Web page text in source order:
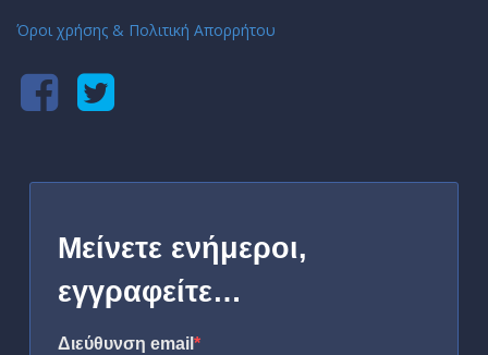
Όροι χρήσης & Πολιτική Απορρήτου
Μείνετε ενήμεροι,
εγγραφείτε…
Διεύθυνση email